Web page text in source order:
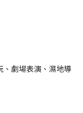
、劇場表演、濕地導